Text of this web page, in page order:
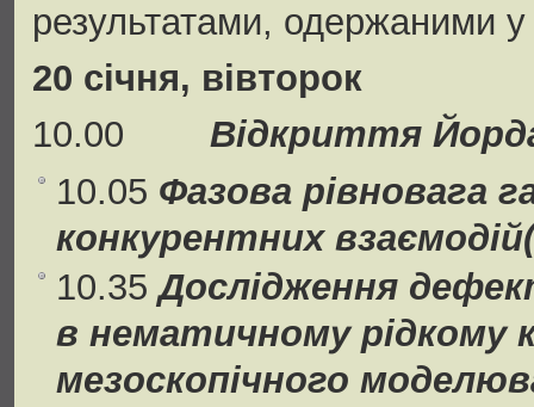
результатами, одержаними у
20 січня, вівторок
10.00 Відкриття
10.05 Фазова рівновага
конкурентних
10.35Дослідження
в нематичному рідкому
мезоскопічного